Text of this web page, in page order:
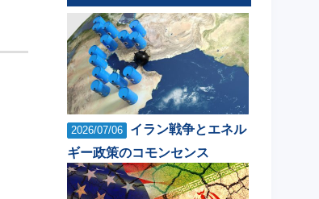
2026/07/06
イラン戦争とエネル
ギー政策のコモンセンス